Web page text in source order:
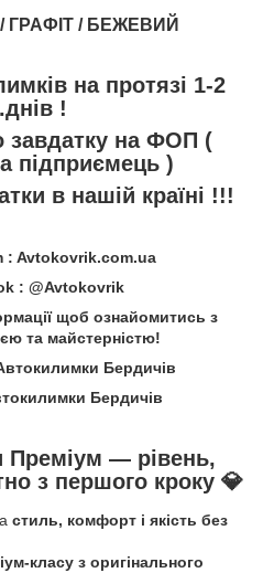
ГРАФІТ / БЕЖЕВИЙ
на протязі 1-2
!
на ФОП (
підприємець )
в нашій країні !!!
: Avtokovrik.com.ua
: @Avtokovrik
щоб ознайомитись з
та майстерністю!
Бердичів
Бердичів
Преміум — рівень,
з першого кроку 💎
стиль, комфорт і якість без
класу з оригінального